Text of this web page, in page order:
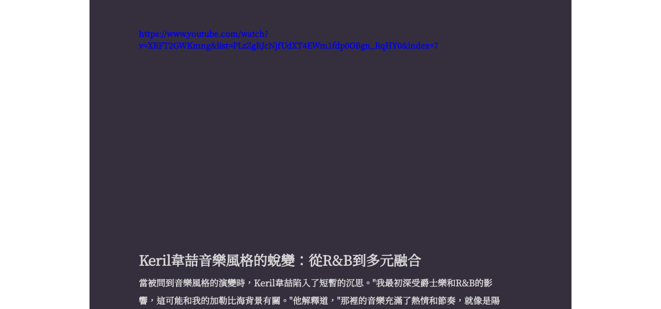
https://www.youtube.com/watch?
v=XRFT2GWKmng&list=PLzZgRJcNjfUdXT4EWm1fdp0OBgn_RqHY0&index=7
Keril韋喆音樂風格的蛻變：從R&B到多元融合
當被問到音樂風格的演變時，Keril韋喆陷入了短暫的沉思。"我最初深受爵士樂和R&B的影
響，這可能和我的加勒比海背景有關。"他解釋道，"那裡的音樂充滿了熱情和節奏，就像是陽